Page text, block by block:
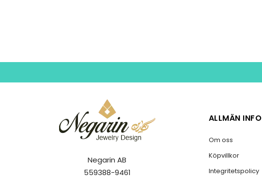
Negarin AB
559388-9461
ALLMÄN INFO
Om oss
Köpvillkor
Integritetspolicy